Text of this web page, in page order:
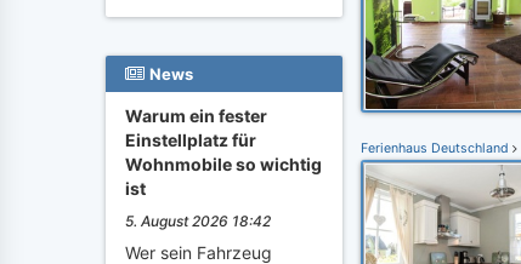
News
Warum ein fester
Einstellplatz für
Wohnmobile so wichtig
ist
5. August 2026 18:42
Wer sein Fahrzeug
Ferienhaus Deutschland